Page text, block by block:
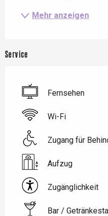
Mehr anzeigen
Service
Fernsehen
Wi-Fi
Zugang für
Aufzug
Zugänglichkeit
Bar /